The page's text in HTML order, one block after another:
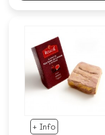
+ Info